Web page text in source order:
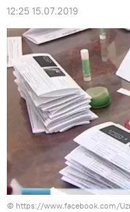
12:25 15.07.2019
© https://www.facebook.com/